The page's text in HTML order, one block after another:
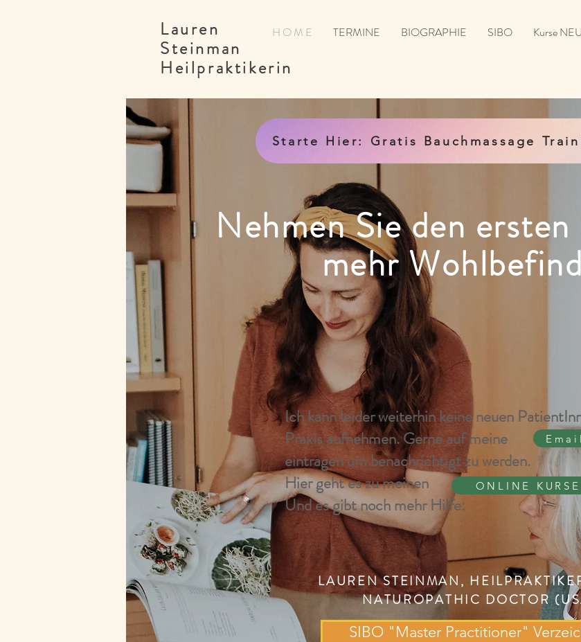
H O M E TERMINE BIOGRAPHIE SIBO Kurse NEU
Lauren
Steinman
Heilpraktikerin
Starte Hier: Gratis Bauchmassage
Nehmen Sie den
mehr
Ich kann leider weiterhin keine neuen
Praxis aufnehmen. Gerne auf meine
eintragen um benachrichtigt zu werden.
Hier geht es zu meinen
Und es gibt noch mehr Hilfe:
ONLINE
LAUREN STEINMAN,
NATUROPATHIC DOCTOR
SIBO "Master Practitioner"